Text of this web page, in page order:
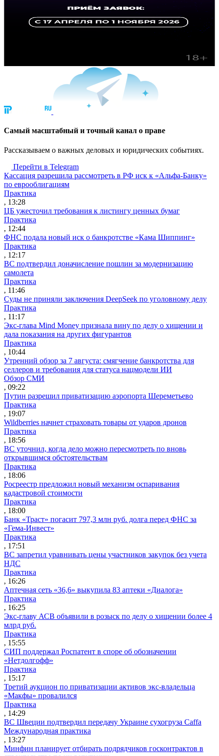
Cамый масштабный и точный канал о праве
Рассказываем о важных деловых и юридических событиях.
Перейти в Telegram
Кассация разрешила рассмотреть в РФ иск к «Альфа-Банку»
по еврооблигациям
Практика
, 13:28
ЦБ ужесточил требования к листингу ценных бумаг
Практика
, 12:44
ФНС подала новый иск о банкротстве «Кама Шиппинг»
Практика
, 12:17
ВС подтвердил доначисление пошлин за модернизацию
самолета
Практика
, 11:46
Суды не приняли заключения DeepSeek по уголовному делу
Практика
, 11:17
Экс-глава Mind Money признала вину по делу о хищении и
дала показания на других фигурантов
Практика
, 10:44
Утренний обзор за 7 августа: смягчение банкротства для
селлеров и требования для статуса нацмодели ИИ
Обзор СМИ
, 09:22
Путин разрешил приватизацию аэропорта Шереметьево
Практика
, 19:07
Wildberries начнет страховать товары от ударов дронов
Практика
, 18:56
ВС уточнил, когда дело можно пересмотреть по вновь
открывшимся обстоятельствам
Практика
, 18:06
Росреестр предложил новый механизм оспаривания
кадастровой стоимости
Практика
, 18:00
Банк «Траст» погасит 797,3 млн руб. долга перед ФНС за
«Гема-Инвест»
Практика
, 17:51
ВС запретил уравнивать цены участников закупок без учета
НДС
Практика
, 16:26
Аптечная сеть «36,6» выкупила 83 аптеки «Диалога»
Практика
, 16:25
Экс-главу АСВ объявили в розыск по делу о хищении более 4
млрд руб.
Практика
, 15:55
СИП поддержал Роспатент в споре об обозначении
«Нетдолгофф»
Практика
, 15:17
Третий аукцион по приватизации активов экс-владельца
«Макфы» провалился
Практика
, 14:29
ВС Швеции подтвердил передачу Украине сухогруза Caffa
Международная практика
, 13:27
Минфин планирует отбирать подрядчиков госконтрактов в